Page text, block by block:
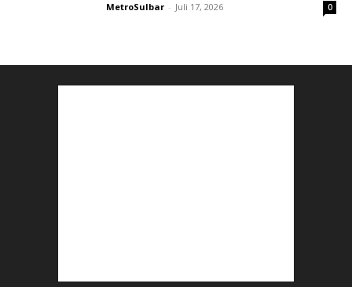
MetroSulbar - Juli 17, 2026 0